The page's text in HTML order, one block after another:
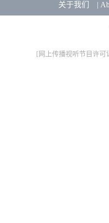
关于我们 |
[ 网上传播视听节目许可